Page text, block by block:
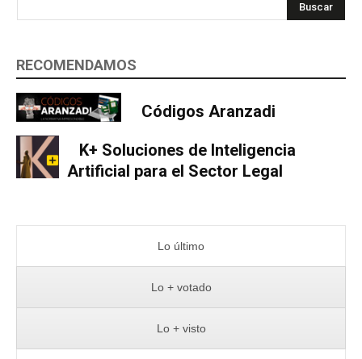
Buscar
RECOMENDAMOS
Códigos Aranzadi
K+ Soluciones de Inteligencia
Artificial para el Sector Legal
Lo último
Lo + votado
Lo + visto